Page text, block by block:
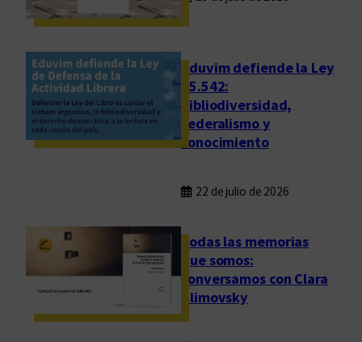
s
y
o
s
o
b
d
d
Eduvim defiende la Ley
25.542:
bibliodiversidad,
federalismo y
conocimiento
22 de julio de 2026
Todas las memorias
que somos:
conversamos con Clara
Klimovsky